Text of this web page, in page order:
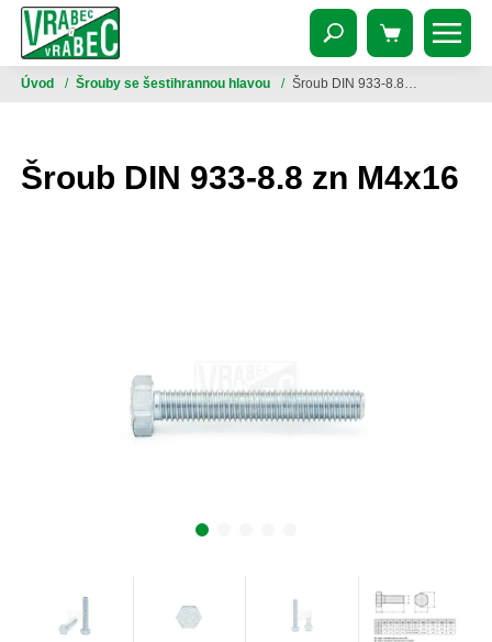
Úvod / Šrouby se šestihrannou hlavou / Šroub DIN 933-8.8 zn M4x16
Šroub DIN 933-8.8 zn M4x16